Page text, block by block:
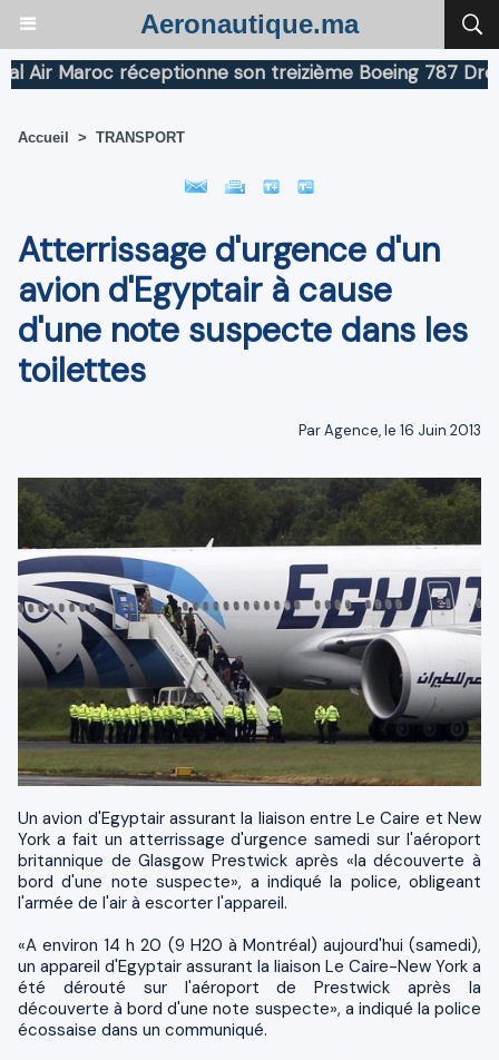
Aeronautique.ma
Maroc réceptionne son treizième Boeing 787
Accueil > TRANSPORT
Atterrissage d'urgence d'un
avion d'Egyptair à cause
d'une note suspecte dans les
toilettes
Par Agence, le 16 Juin 2013
Un avion d'Egyptair assurant la liaison entre Le Caire et New
York a fait un atterrissage d'urgence samedi sur l'aéroport
britannique de Glasgow Prestwick après «la découverte à
bord d'une note suspecte», a indiqué la police, obligeant
l'armée de l'air à escorter l'appareil.
«A environ 14 h 20 (9 H20 à Montréal) aujourd'hui (samedi),
un appareil d'Egyptair assurant la liaison Le Caire-New York a
été dérouté sur l'aéroport de Prestwick après la
découverte à bord d'une note suspecte», a indiqué la police
écossaise dans un communiqué.